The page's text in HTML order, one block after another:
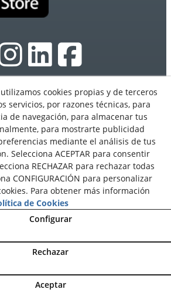
- Dispromedia, SL - Todos los
Condiciones de Uso
Aviso Legal
Política de privacidad
Cookies
Programa Partners
Contacto
cookies propias y de terceros
servicios, por razones técnicas, para
de navegación, para almacenar tus
para mostrarte publicidad
mediante el análisis de tus
Selecciona ACEPTAR para consentir
RECHAZAR para rechazar todas
CONFIGURACIÓN para personalizar
Para obtener más información
de Cookies
Configurar
Rechazar
Aceptar